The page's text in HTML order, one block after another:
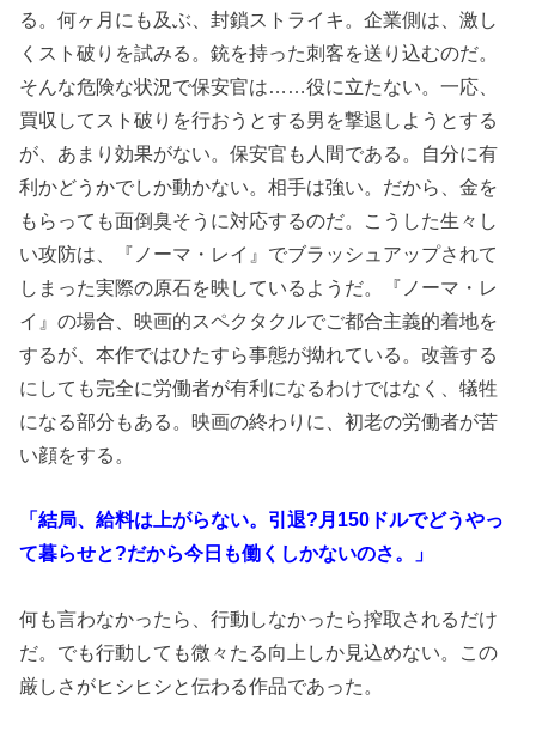
る。何ヶ月にも及ぶ、封鎖ストライキ。企業側は、激し
くスト破りを試みる。銃を持った刺客を送り込むのだ。
そんな危険な状況で保安官は……役に立たない。一応、
買収してスト破りを行おうとする男を撃退しようとする
が、あまり効果がない。保安官も人間である。自分に有
利かどうかでしか動かない。相手は強い。だから、金を
もらっても面倒臭そうに対応するのだ。こうした生々し
い攻防は、『ノーマ・レイ』でブラッシュアップされて
しまった実際の原石を映しているようだ。『ノーマ・レ
イ』の場合、映画的スペクタクルでご都合主義的着地を
するが、本作ではひたすら事態が拗れている。改善する
にしても完全に労働者が有利になるわけではなく、犠牲
になる部分もある。映画の終わりに、初老の労働者が苦
い顔をする。
「結局、給料は上がらない。引退?月150ドルでどうやっ
て暮らせと?だから今日も働くしかないのさ。」
何も言わなかったら、行動しなかったら搾取されるだけ
だ。でも行動しても微々たる向上しか見込めない。この
厳しさがヒシヒシと伝わる作品であった。